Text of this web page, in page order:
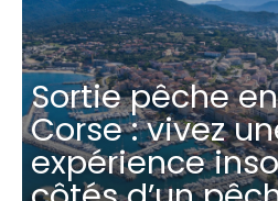
Sortie pêche
Corse : vivez
expérience